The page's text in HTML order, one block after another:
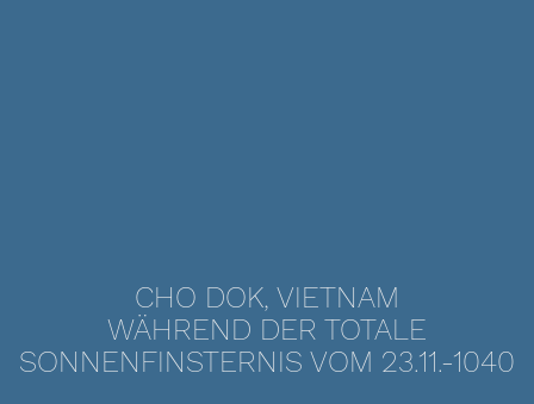
CHO DOK, VIETNAM
WÄHREND DER TOTALE
SONNENFINSTERNIS VOM 23.11.-1040